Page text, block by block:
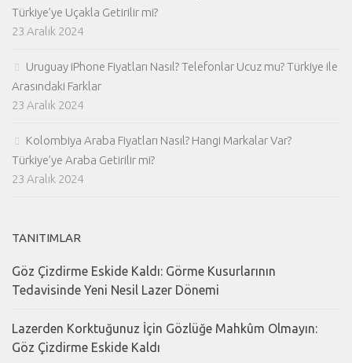
Türkiye’ye Uçakla Getirilir mi?
23 Aralık 2024
Uruguay iPhone Fiyatları Nasıl? Telefonlar Ucuz mu? Türkiye ile
Arasındaki Farklar
23 Aralık 2024
Kolombiya Araba Fiyatları Nasıl? Hangi Markalar Var?
Türkiye’ye Araba Getirilir mi?
23 Aralık 2024
TANITIMLAR
Göz Çizdirme Eskide Kaldı: Görme Kusurlarının
Tedavisinde Yeni Nesil Lazer Dönemi
Lazerden Korktuğunuz İçin Gözlüğe Mahkûm Olmayın:
Göz Çizdirme Eskide Kaldı